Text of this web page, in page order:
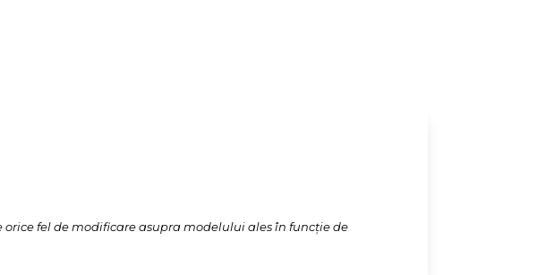
fel de modificare asupra modelului ales în funcție de